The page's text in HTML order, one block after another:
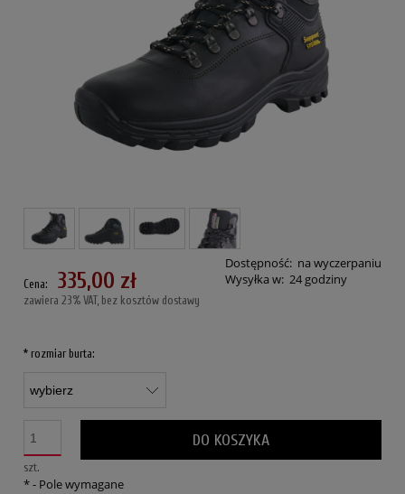
Dostępność: na wyczerpaniu
Wysyłka w: 24 godziny
Cena: 335,00 zł
zawiera 23% VAT, bez kosztów dostawy
* rozmiar burta:
szt.
DO KOSZYKA
*- Pole wymagane